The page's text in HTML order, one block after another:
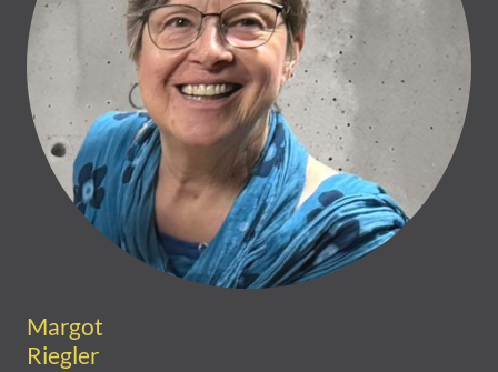
Margot
Riegler